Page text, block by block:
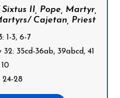
II, Pope, Martyr,
Cajetan, Priest
1-3, 6-7
35cd-36ab, 39abcd, 41
24-28